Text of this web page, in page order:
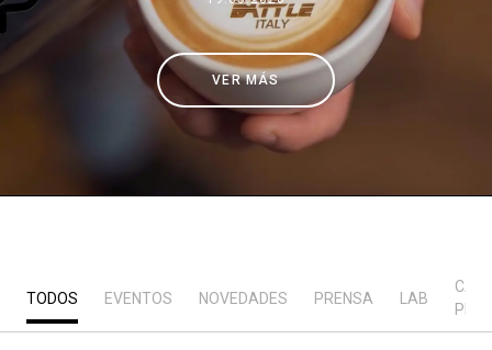
VER MÁS
TODOS EVENTOS NOVEDADES PRENSA LAB
Noticias
Sostenibilidad